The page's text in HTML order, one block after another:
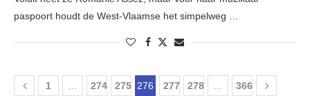
paspoort houdt de West-Vlaamse het simpelweg …
1 … 274 275 276 277 278 … 366